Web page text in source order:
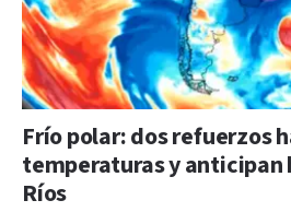
Frío polar: dos refuerzos
temperaturas y anticipan
Ríos